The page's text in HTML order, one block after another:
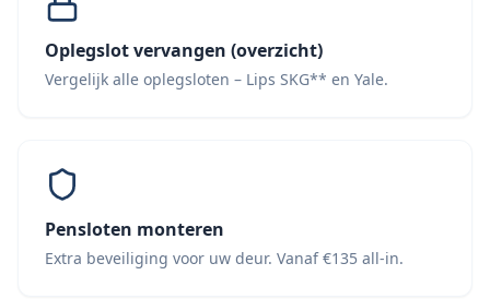
Oplegslot vervangen (overzicht)
Vergelijk alle oplegsloten – Lips SKG** en Yale.
Pensloten monteren
Extra beveiliging voor uw deur. Vanaf €135 all-in.